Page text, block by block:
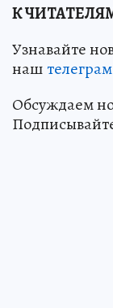
К
Узнавайте
наш
Обсуждаем